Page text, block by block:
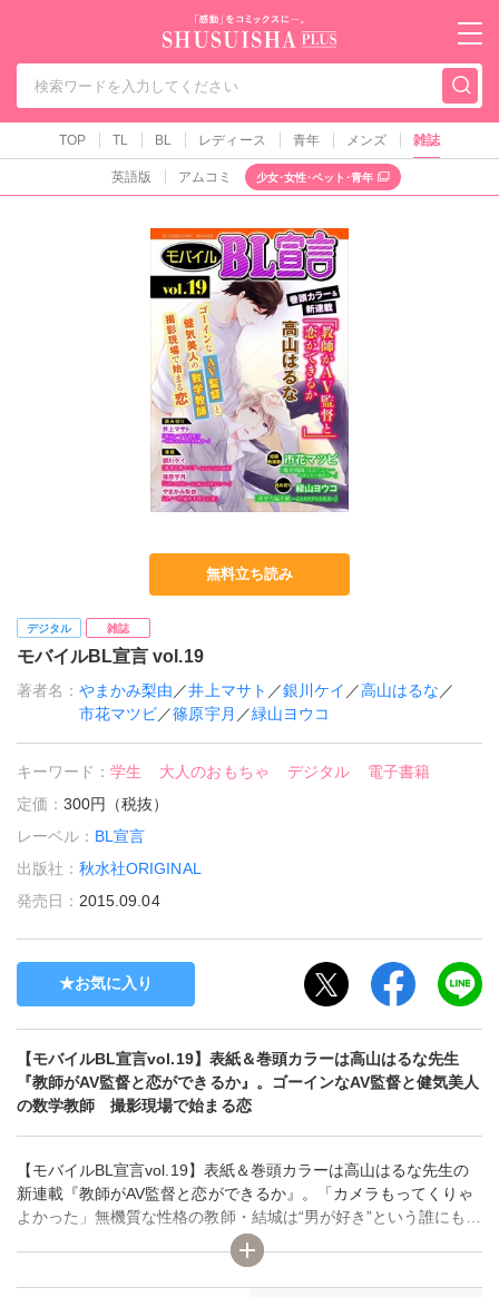
秋水社PLUS（テ
TOP TL BL レディース 青年 メンズ 雑誌
英語版 アムコミ 少女･女性･ペット･青年
無料立ち読み
デジタル 雑誌
モバイルBL宣言 vol.19
著者名：やまかみ梨由 ／井上マサト ／銀川ケイ ／高山はるな ／
市花マツビ／篠原宇月 ／緑山ヨウコ
キーワード：学生 大人のおもちゃ デジタル
電子書籍
定価：300円（税抜）
レーベル： BL宣言
出版社：秋水社ORIGINAL
発売日： 2015.09.04
お気に入り
【モバイルBL宣言vol.19】表紙＆巻頭カラーは高山はるな先生
『教師がAV監督と恋ができるか』。ゴーインなAV監督と健気美人
の数学教師 撮影現場で始まる恋
【モバイルBL宣言vol.19】表紙＆巻頭カラーは高山はるな先生の
新連載『教師がAV監督と恋ができるか』。「カメラもってくりゃ
よかった」無機質な性格の教師・結城は“男が好き”という誰にも言
えない性癖を隠しながら生きてきた。そんな結城はある日、街で
ゲイビデオにスカウトされ、出演することに…。他、豪華連載は
やまかみ梨由『ラノベ作家の不埒な日常』、篠原宇月『Cafe musi